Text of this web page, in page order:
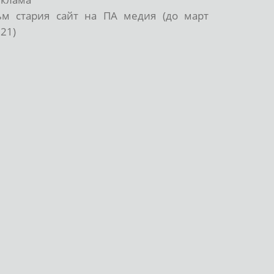
стария сайт на ПА медия (до март